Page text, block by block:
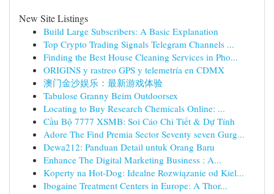
New Site Listings
Build Large Subscribers: A Basic Explanation
Top Crypto Trading Signals Telegram Channels ...
Finding the Best House Cleaning Services in Pho...
ORIGINS y rastreo GPS y telemetría en CDMX
澳门金沙娱乐：最新游戏体验
Tabulose Granny Beim Outdoorsex
Locating to Buy Research Chemicals Online: ...
Cầu Bộ 7777 XSMB: Soi Cáo Chi Tiết & Dự Tính
Adore The Find Premia Sector Seventy seven Gurg...
Dewa212: Panduan Detail untuk Orang Baru
Enhance The Digital Marketing Business : A...
Koperty na Hot-Dog: Idealne Rozwiązanie od Kiel...
Ibogaine Treatment Centers in Europe: A Thor...